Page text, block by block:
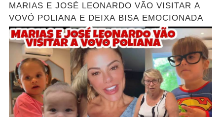
MARIAS E JOSÉ LEONARDO VÃO VISITAR A
VOVÓ POLIANA E DEIXA BISA EMOCIONADA